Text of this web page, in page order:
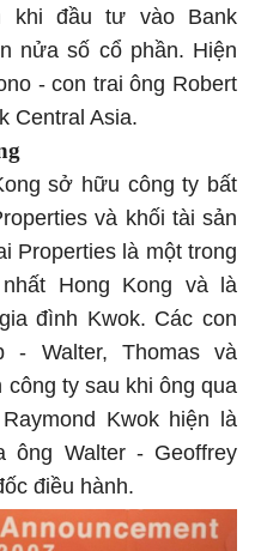
khi đầu tư vào Bank
nửa số cổ phần. Hiện
- con trai ông Robert
Central Asia.
sở hữu công ty bất
và khối tài sản
Properties là một trong
Hong Kong và là
đình Kwok. Các con
Walter, Thomas và
ty sau khi ông qua
Kwok hiện là
ông Walter - Geoffrey
điều hành.